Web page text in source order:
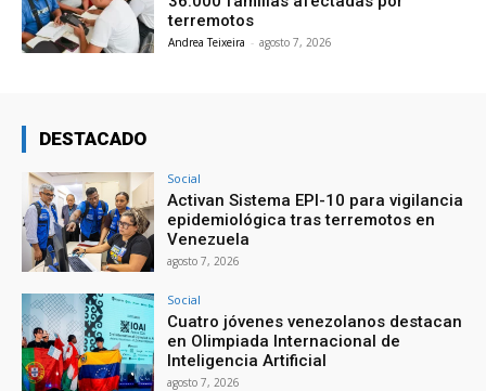
terremotos
Andrea Teixeira - agosto 7, 2026
DESTACADO
Social
Activan Sistema EPI-10 para vigilancia
epidemiológica tras terremotos en
Venezuela
agosto 7, 2026
Social
Cuatro jóvenes venezolanos destacan
en Olimpiada Internacional de
Inteligencia Artificial
agosto 7, 2026